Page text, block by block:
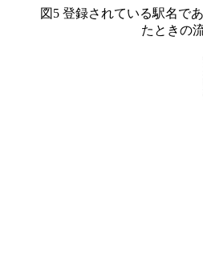
図5 登録されている駅名で
たときの